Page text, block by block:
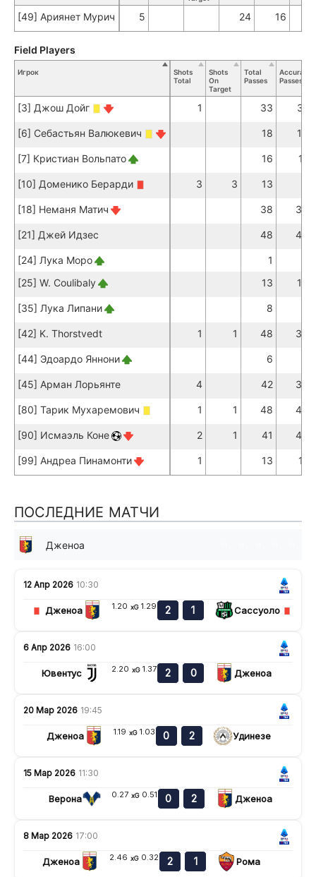
[49] Ариянет Мурич 5 24 16
Игрок
Shots
Total
Shots
On
Target
Total
Passes
Accurate
Passes
[3] Джош Дойг 1 33 31
[6] Себастьян Валюкевич 18 16
[7] Кристиан Вольпато 16 11
[10] Доменико Берарди 3 3 13
[18] Неманя Матич 38 34
[21] Джей Идзес 48 45
[24] Лука Моро
1
[25] W. Coulibaly
13 13
[35] Лука Липани 8
[42] K. Thorstvedt 1 1 48 38
[44] Эдоардо Яннони 6
[45] Арман Лорьянте 4 42 35
[80] Тарик Мухаремович 1 1 48 40
[90] Исмаэль Коне 2 1 41 40
[99] Андреа Пинамонти 1 13 11
Field Players
ПОСЛЕДНИЕ МАТЧИ
Дженоа
12 Апр 2026 10:30
Дженоа 1.20 xG 1.29 2 1 Сассуоло
6 Апр 2026 16:00
Ювентус 2.20 xG 1.37 2 0 Дженоа
20 Мар 2026 19:45
Дженоа 1.19 xG 1.03 0 2 Удинезе
15 Мар 2026 11:30
Верона 0.27 xG 0.51 0 2 Дженоа
8 Мар 2026 17:00
Дженоа 2.46 xG 0.32 2 1 Рома